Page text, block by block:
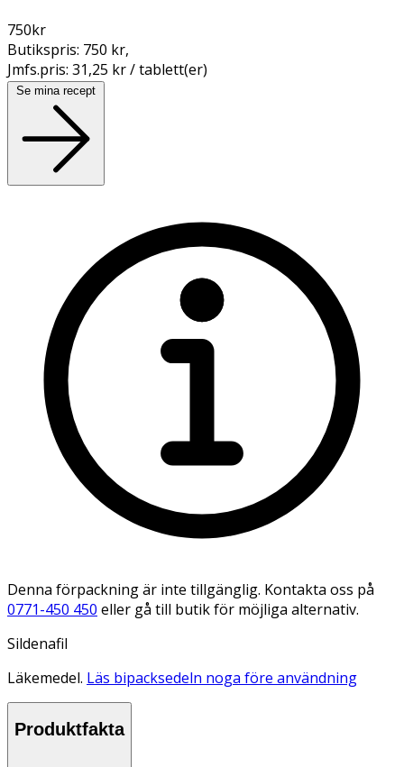
750kr
Butikspris: 750 kr,
Jmfs.pris: 31,25 kr / tablett(er)
Se mina recept
Denna förpackning är inte tillgänglig. Kontakta oss på
0771-450 450 eller gå till butik för möjliga alternativ.
Sildenafil
Läkemedel. Läs bipacksedeln noga före användning
Produktfakta